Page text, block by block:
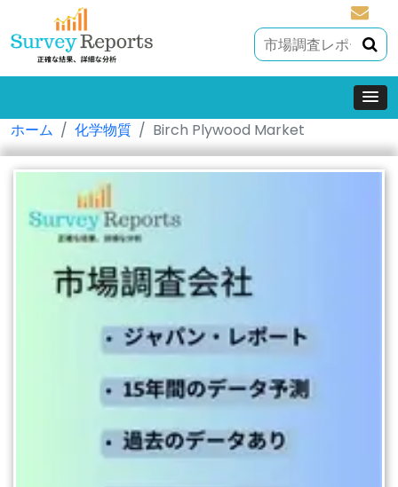
ホーム 化学物質 Birch Plywood Market